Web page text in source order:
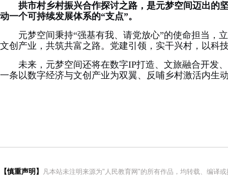
拱市村乡村振兴合作探讨之路，是元梦空间迈出的
动一个可持续发展体系的“支点”。
元梦空间秉持“强基有我、请党放心”的使命担当，
文创产业，共筑共富之路。党建引领，实干兴村，以科
未来，元梦空间还将在数字IP打造、文旅融合开发
一条以数字经济与文创产业为双翼、反哺乡村激活内生
【慎重声明】 凡本站未注明来源为"人民教育网"的所有作品，均转载、编译